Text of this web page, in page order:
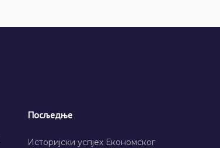
Посљедње
Историјски успјех Економског